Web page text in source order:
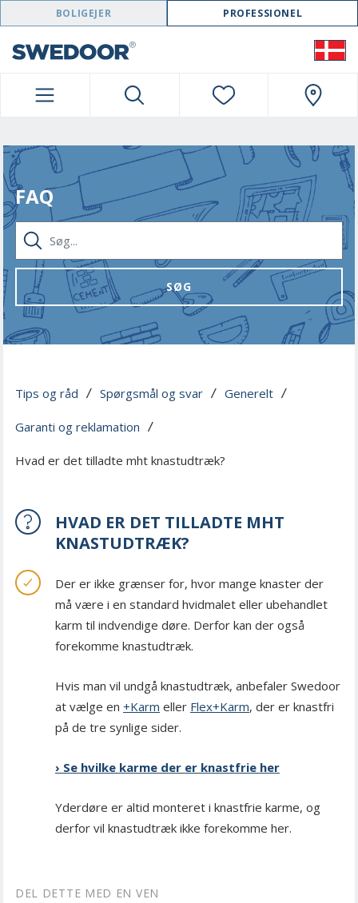
SWEDOOR NAVIGATION
BOLIGEJER PROFESSIONEL
FAQ
SØG...
SØG
Tips og råd / Spørgsmål og svar / Generelt /
Garanti og reklamation /
Hvad er det tilladte mht knastudtræk?
HVAD ER DET TILLADTE MHT
KNASTUDTRÆK?
Der er ikke grænser for, hvor mange knaster der
må være i en standard hvidmalet eller ubehandlet
karm til indvendige døre. Derfor kan der også
forekomme knastudtræk.
Hvis man vil undgå knastudtræk, anbefaler Swedoor
at vælge en +Karm eller Flex+Karm, der er knastfri
på de tre synlige sider.
› Se hvilke karme der er knastfrie her
Yderdøre er altid monteret i knastfrie karme, og
derfor vil knastudtræk ikke forekomme her.
DEL DETTE MED EN VEN